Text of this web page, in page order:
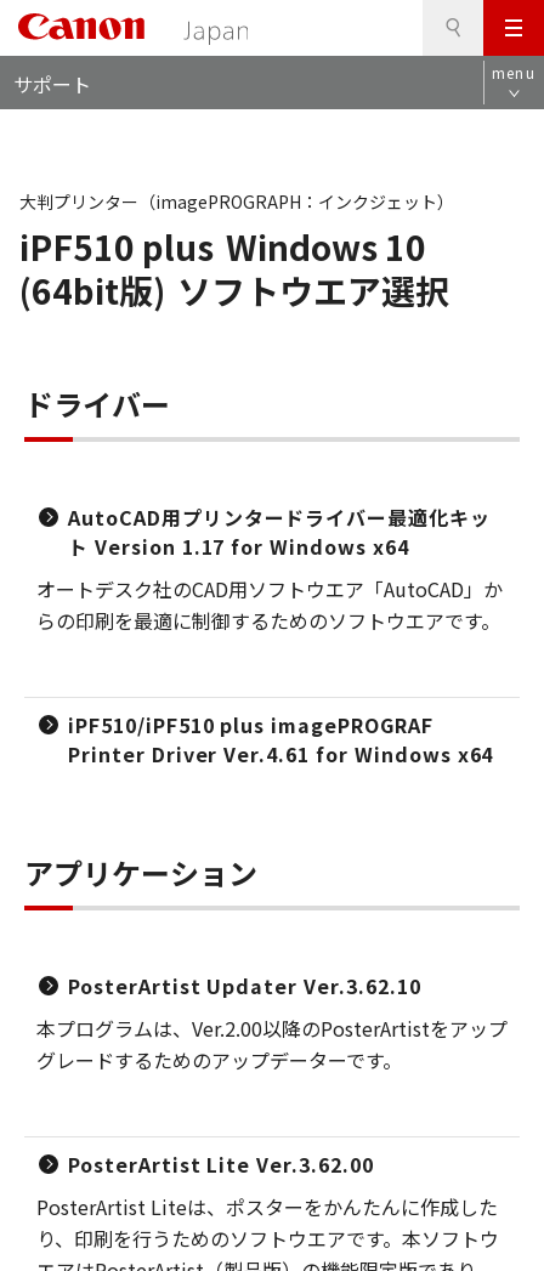
メ
ニ
ュ
サポート menu
iPF510 plus Windows 10
(64bit版) ソフトウエア選択
大判プリンター（imagePROGRAPH：インクジェット）
ドライバー
AutoCAD用プリンタードライバー最適化キッ
ト Version 1.17 for Windows x64
オートデスク社のCAD用ソフトウエア「AutoCAD」か
らの印刷を最適に制御するためのソフトウエアです。
iPF510/iPF510 plus imagePROGRAF
Printer Driver Ver.4.61 for Windows x64
アプリケーション
PosterArtist Updater Ver.3.62.10
本プログラムは、Ver.2.00以降のPosterArtistをアップ
グレードするためのアップデーターです。
PosterArtist Lite Ver.3.62.00
PosterArtist Liteは、ポスターをかんたんに作成した
り、印刷を行うためのソフトウエアです。本ソフトウ